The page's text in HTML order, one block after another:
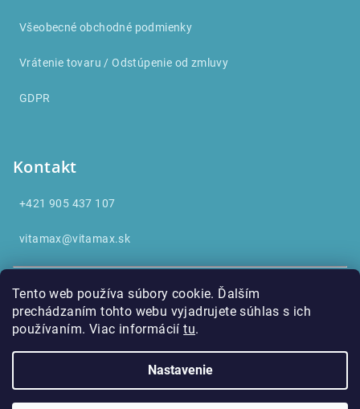
Tento web používa súbory cookie. Ďalším
prechádzaním tohto webu vyjadrujete súhlas s ich
používaním. Viac informáciítu.
Nastavenie
Všeobecné obchodné podmienky
Vrátenie tovaru / Odstúpenie od zmluvy
GDPR
Kontakt
+421 905 437 107
vitamax@vitamax.sk
N. Teslu 28, 921 01 Piešťany
IČO: 36262307
IČ DPH: SK2021836399